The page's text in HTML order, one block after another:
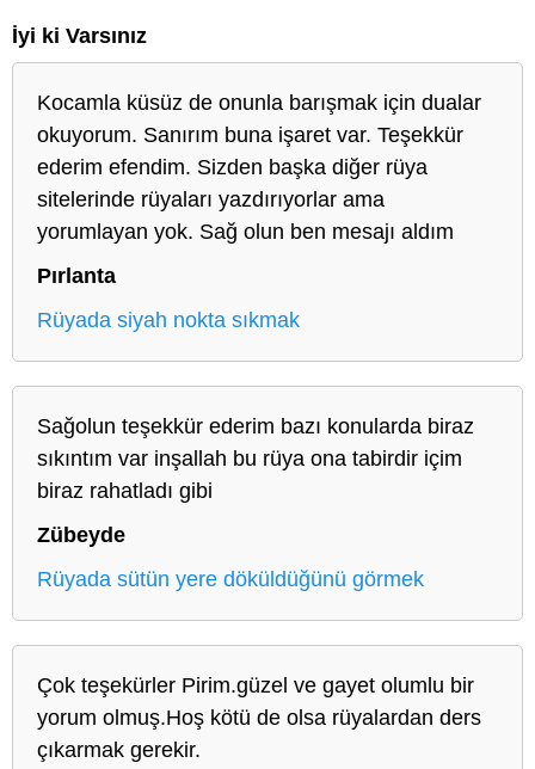
İyi ki Varsınız
Kocamla küsüz de onunla barışmak için dualar
okuyorum. Sanırım buna işaret var. Teşekkür
ederim efendim. Sizden başka diğer rüya
sitelerinde rüyaları yazdırıyorlar ama
yorumlayan yok. Sağ olun ben mesajı aldım
Pırlanta
Rüyada siyah nokta sıkmak
Sağolun teşekkür ederim bazı konularda biraz
sıkıntım var inşallah bu rüya ona tabirdir içim
biraz rahatladı gibi
Zübeyde
Rüyada sütün yere döküldüğünü görmek
Çok teşekürler Pirim.güzel ve gayet olumlu bir
yorum olmuş.Hoş kötü de olsa rüyalardan ders
çıkarmak gerekir.